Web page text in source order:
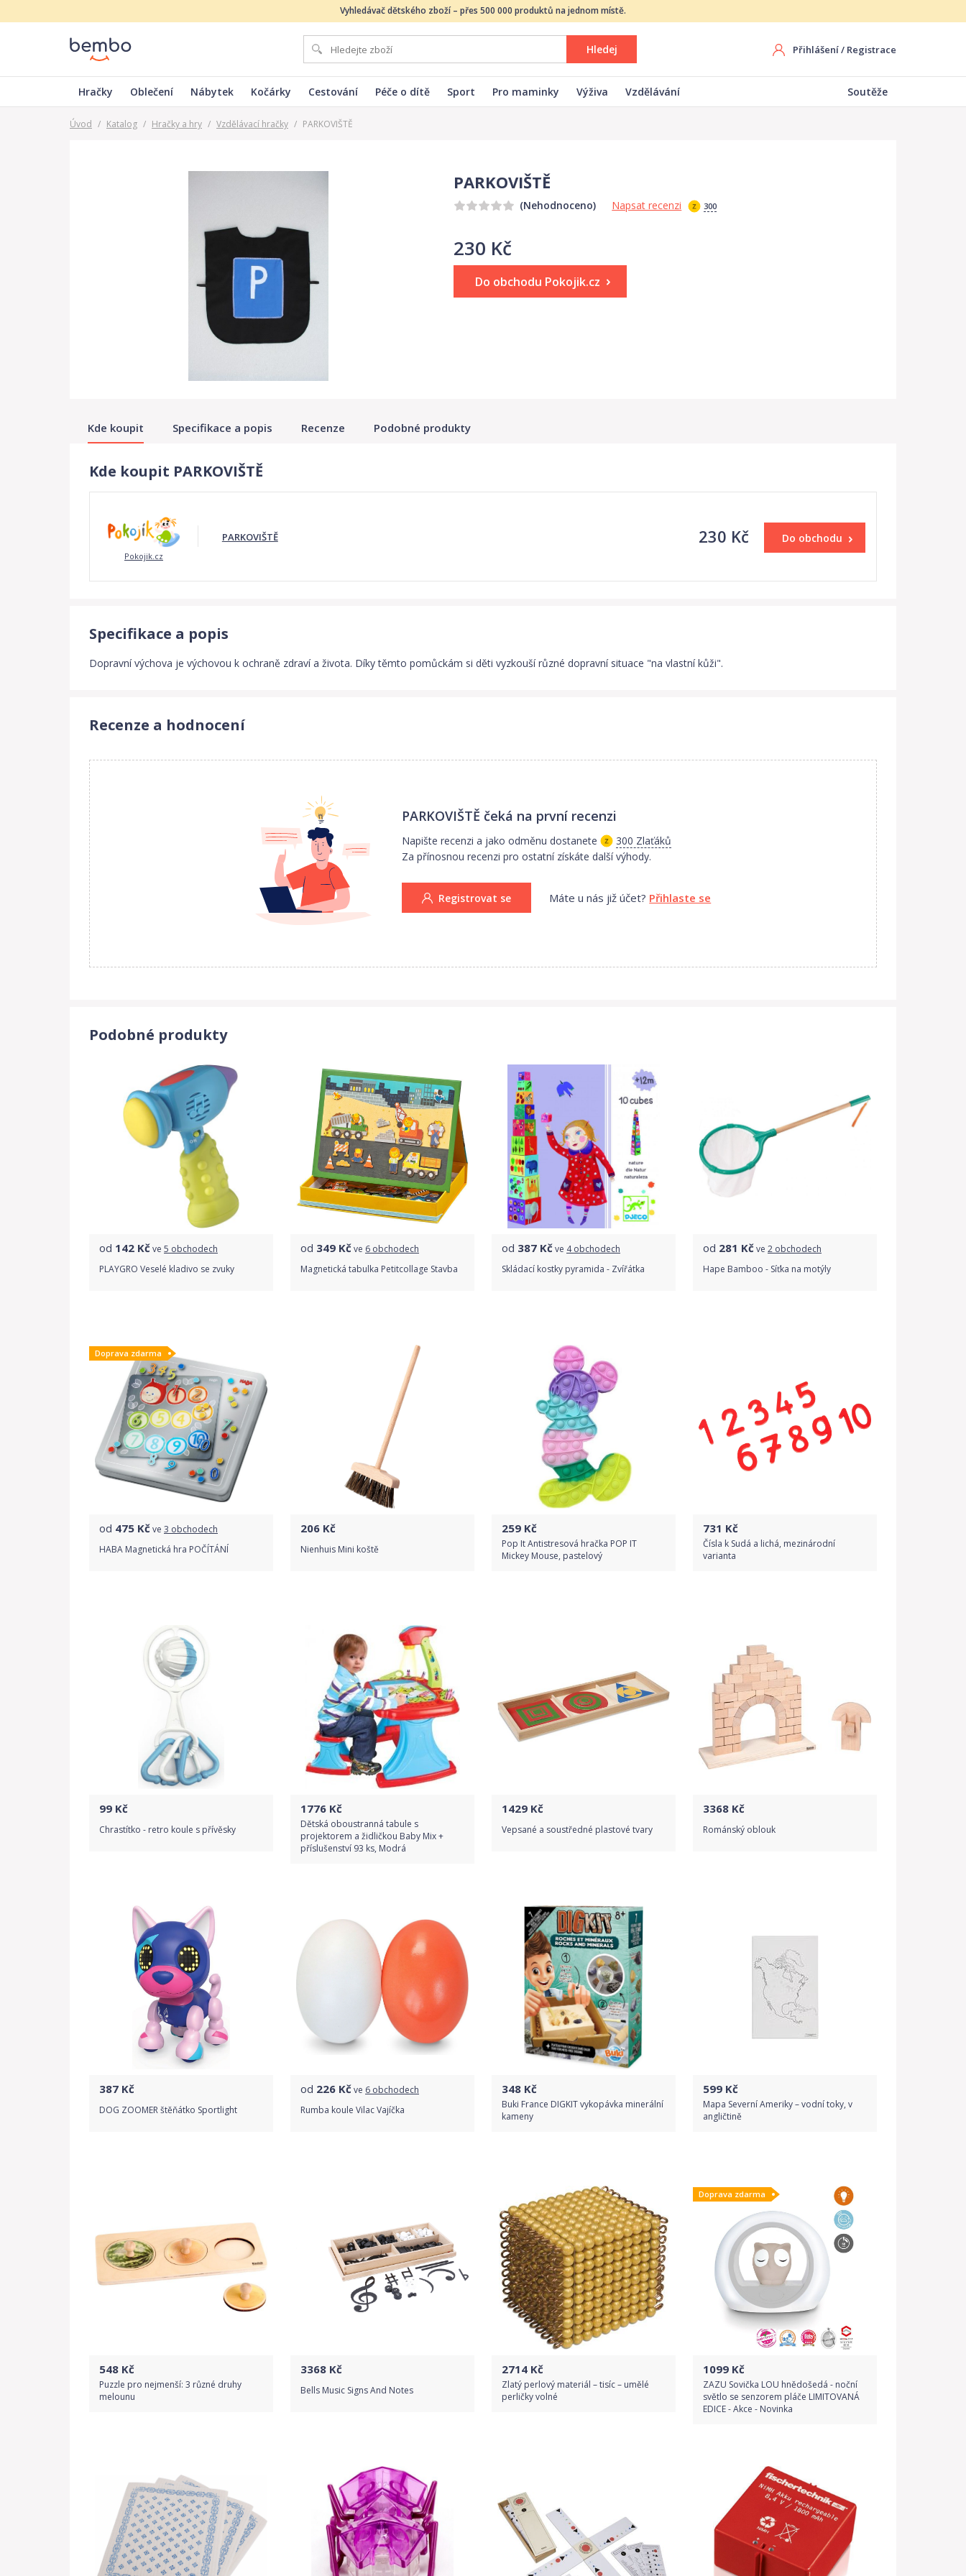
Vyhledávač dětského zboží – přes 500 000 produktů na jednom místě.
Hledej Přihlášení/ Registrace
Hračky Oblečení Nábytek Kočárky Cestování Péče o dítě Sport Pro maminky Výživa Vzdělávání Soutěže
Úvod / Katalog / Hračky a hry / Vzdělávací hračky / PARKOVIŠTĚ
PARKOVIŠTĚ
(Nehodnoceno) Napsat recenzi 300
230 Kč
Do obchodu Pokojik.cz
Kde koupit Specifikace a popis Recenze Podobné produkty
Kde koupit PARKOVIŠTĚ
Pokojik.cz
PARKOVIŠTĚ 230 Kč Do obchodu
Specifikace a popis
Dopravní výchova je výchovou k ochraně zdraví a života. Díky těmto pomůckám si děti vyzkouší různé dopravní situace "na vlastní kůži".
Recenze a hodnocení
PARKOVIŠTĚ čeká na první recenzi
Napište recenzi a jako odměnu dostanete
300 Zlaťáků
Za přínosnou recenzi pro ostatní získáte další výhody.
Registrovat se Máte u nás již účet? Přihlaste se
Podobné produkty
od 142 Kčve 5 obchodech
PLAYGRO Veselé kladivo se zvuky
od 349 Kčve 6 obchodech
Magnetická tabulka Petitcollage Stavba
od 387 Kčve 4 obchodech
Skládací kostky pyramida - Zvířátka
od 281 Kčve 2 obchodech
Hape Bamboo - Síťka na motýly
Doprava zdarma
od 475 Kčve 3 obchodech
HABA Magnetická hra POČÍTÁNÍ
206 Kč
Nienhuis Mini koště
Detail produktu
259 Kč
Pop It Antistresová hračka POP IT
Mickey Mouse, pastelový
731 Kč
Čísla k Sudá a lichá, mezinárodní
varianta
99 Kč
Chrastítko - retro koule s přívěsky
Detail produktu
1776 Kč
Dětská oboustranná tabule s
projektorem a židličkou Baby Mix +
příslušenství 93 ks, Modrá
Detail produktu
1429 Kč
Vepsané a soustředné plastové tvary
Detail produktu
3368 Kč
Románský oblouk
387 Kč
DOG ZOOMER štěňátko Sportlight
od 226 Kčve 6 obchodech
Rumba koule Vilac Vajíčka
348 Kč
Buki France DIGKIT vykopávka minerální
kameny
Detail produktu
599 Kč
Mapa Severní Ameriky – vodní toky, v
angličtině
Detail produktu
548 Kč
Puzzle pro nejmenší: 3 různé druhy
melounu
Detail produktu
3368 Kč
Bells Music Signs And Notes
Detail produktu
2714 Kč
Zlatý perlový materiál – tisíc – umělé
perličky volné
Doprava zdarma
1099 Kč
ZAZU Sovička LOU hnědošedá - noční
světlo se senzorem pláče LIMITOVANÁ
EDICE - Akce - Novinka
Detail produktu